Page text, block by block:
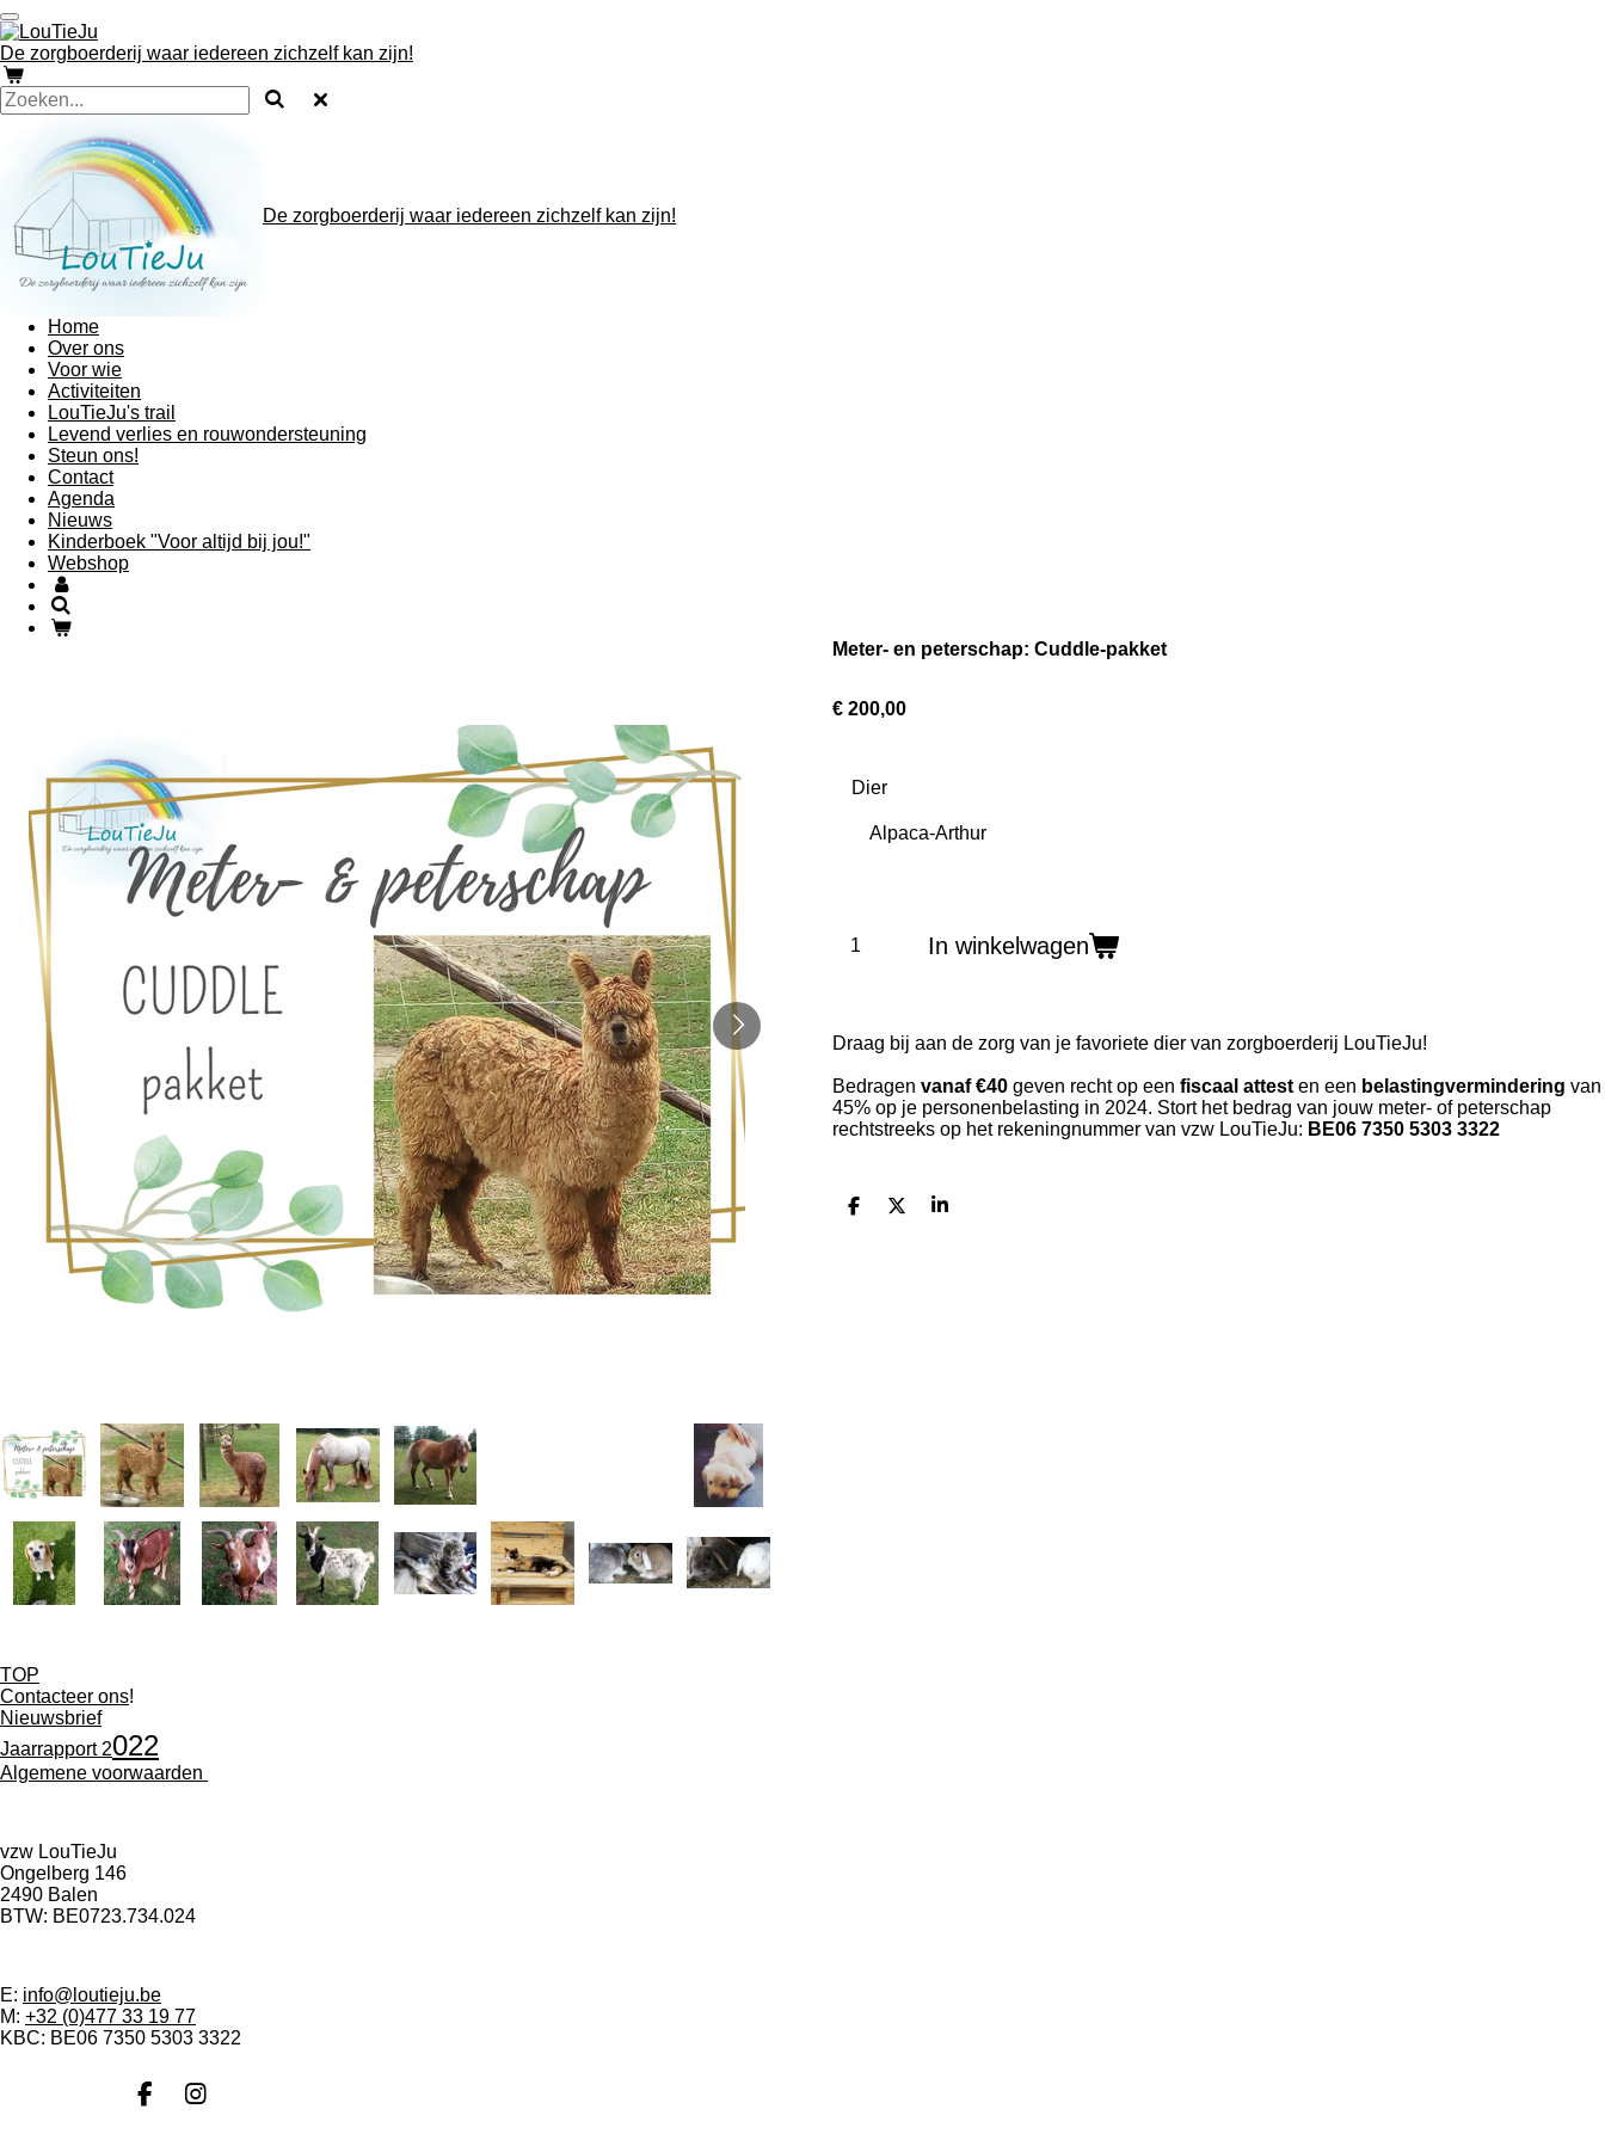
Ga
direct
naar
de
hoofdinhoud
De zorgboerderij waar iedereen zichzelf kan zijn!
De zorgboerderij waar iedereen zichzelf kan zijn!
Home
Over ons
Voor wie
Activiteiten
LouTieJu's trail
Levend verlies en rouwondersteuning
Steun ons!
Contact
Agenda
Nieuws
Kinderboek "Voor altijd bij jou!"
Webshop
Meter- en peterschap: Cuddle-pakket
€ 200,00
Dier
In winkelwagen
Draag bij aan de zorg van je favoriete dier van zorgboerderij LouTieJu!
Bedragen vanaf €40 geven recht op een fiscaal attest en een belastingvermindering van
45% op je personenbelasting in 2024. Stort het bedrag van jouw meter- of peterschap
rechtstreeks op het rekeningnummer van vzw LouTieJu: BE06 7350 5303 3322
D
D
S
TOP
Contacteer ons!
Nieuwsbrief
Jaarrapport 2022
Algemene voorwaarden
vzw LouTieJu
Ongelberg 146
2490 Balen
BTW: BE0723.734.024
E: info@loutieju.be
M: +32 (0)477 33 19 77
KBC: BE06 7350 5303 3322
F
I